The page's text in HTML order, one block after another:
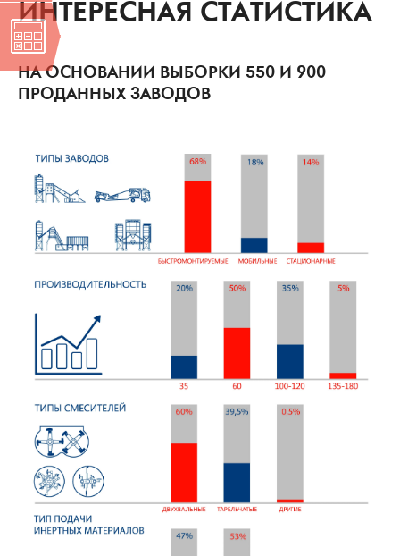
ИНТЕРЕСНАЯ СТАТИСТИКА
НА ОСНОВАНИИ ВЫБОРКИ 550 И 900
ПРОДАННЫХ ЗАВОДОВ